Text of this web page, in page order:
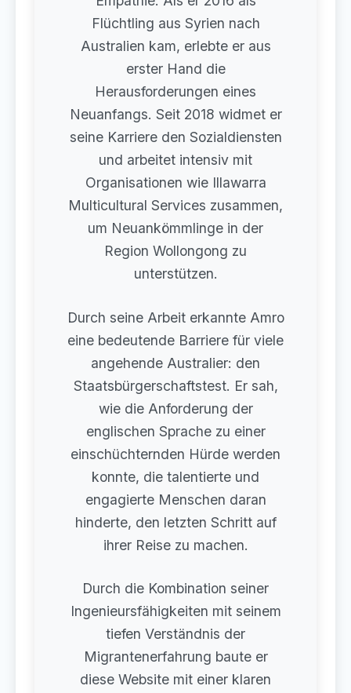
Flüchtling aus Syrien nach
Australien kam, erlebte er aus
erster Hand die
Herausforderungen eines
Neuanfangs. Seit 2018 widmet er
seine Karriere den Sozialdiensten
und arbeitet intensiv mit
Organisationen wie Illawarra
Multicultural Services zusammen,
um Neuankömmlinge in der
Region Wollongong zu
unterstützen.
Durch seine Arbeit erkannte Amro
eine bedeutende Barriere für viele
angehende Australier: den
Staatsbürgerschaftstest. Er sah,
wie die Anforderung der
englischen Sprache zu einer
einschüchternden Hürde werden
konnte, die talentierte und
engagierte Menschen daran
hinderte, den letzten Schritt auf
ihrer Reise zu machen.
Durch die Kombination seiner
Ingenieursfähigkeiten mit seinem
tiefen Verständnis der
Migrantenerfahrung baute er
diese Website mit einer klaren